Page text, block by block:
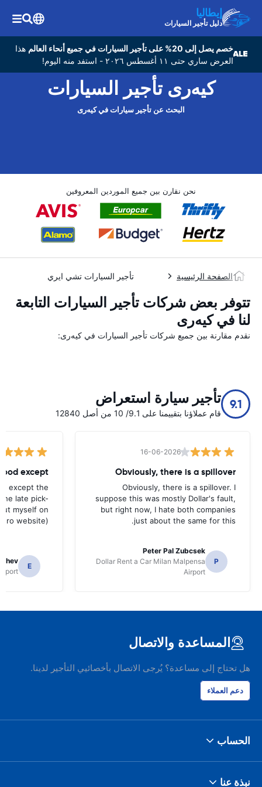
إيطاليا
دليل تأجير السيارات
خصم يصل إلى 20% على تأجير السيارات في جميع أنحاء العالم
هذا
العرض ساري حتى ١١ أغسطس ٢٠٢٦ - استفد منه اليوم!
کیه‌ری تأجير السيارات
البحث عن تأجير سيارات في کیه‌ری
نحن نقارن بين جميع الموردين المعروفين
الصفحة الرئيسية تأجير السيارات تشي ايري
تتوفر بعض شركات تأجير السيارات التابعة
لنا في کیه‌ری
نقدم مقارنة بين جميع شركات تأجير السيارات في کیه‌ری:
9.1 تأجير سيارة استعراض
قام عملاؤنا بتقييمنا على 9.1/ 10 من أصل 12840
16-06-2026
Obviously, there is a spillover
Obviously, there is a spillover. I
suppose this was mostly Dollar's fault,
but right now, I hate both companies
just about the same for this.
P
Peter Pal Zubcsek
Dollar Rent a Car Milan Malpensa
Airport
except
except the
late pick-
myself on
website).
E
المساعدة والاتصال
هل تحتاج إلى مساعدة؟ يُرجى الاتصال بأخصائيي التأجير لدينا.
دعم العملاء
الحساب
نبذة عنا